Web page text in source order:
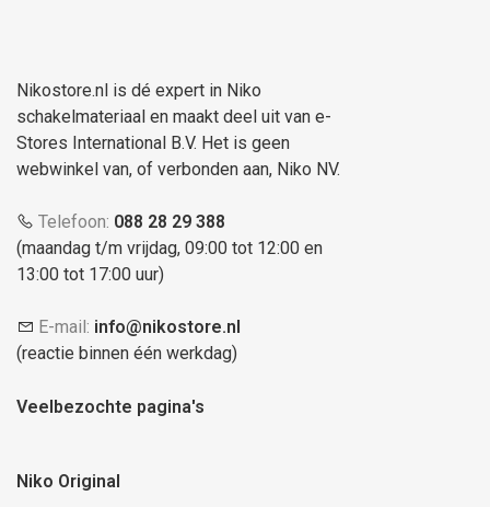
Nikostore.nl is dé expert in Niko
schakelmateriaal en maakt deel uit van e-
Stores International B.V. Het is geen
webwinkel van, of verbonden aan, Niko NV.
Telefoon: 088 28 29 388
(maandag t/m vrijdag, 09:00 tot 12:00 en
13:00 tot 17:00 uur)
E-mail: info@nikostore.nl
(reactie binnen één werkdag)
Veelbezochte pagina's
Niko Original